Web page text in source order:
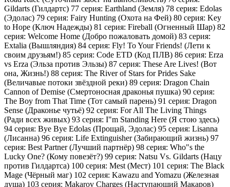
Gildarts (Гилдартс) 77 серия: Earthland (Земля) 78 серия: Edolas
(Эдолас) 79 серия: Fairy Hunting (Охота на Фей) 80 серия: Key
to Hope (Ключ Надежды) 81 серия: Fireball (Огненный Шар) 82
серия: Welcome Home (Добро пожаловать домой) 83 серия:
Extalia (Вышляндия) 84 серия: Fly! To Your Friends! (Лети к
своим друзьям!) 85 серия: Code ETD (Код ПЛВ) 86 серия: Erza
vs Erza (Эльза против Эльзы) 87 серия: These Are Lives! (Вот
она, Жизнь!) 88 серия: The River of Stars for Prides Sake
(Величавые потоки звёздной реки) 89 серия: Dragon Chain
Cannon of Demise (Смертоносная драконья пушка) 90 серия:
The Boy from That Time (Тот самый парень) 91 серия: Dragon
Sense (Драконье чутьё) 92 серия: For All The Living Things
(Ради всех живых) 93 серия: I"m Standing Here (Я стою здесь)
94 серия: Bye Bye Edolas (Прощай, Эдолас) 95 серия: Lisanna
(Лисанна) 96 серия: Life Extinguisher (Забирающий жизнь) 97
серия: Best Partner (Лучший партнёр) 98 серия: Who"s the
Lucky One? (Кому повезёт?) 99 серия: Natsu Vs. Gildarts (Нацу
против Гилдартса) 100 серия: Mest (Мест) 101 серия: The Black
Mage (Чёрный маг) 102 серия: Kawazu and Yomazu (Железная
душа) 103 серия: Makarov Charges (Наступающий Макаров)